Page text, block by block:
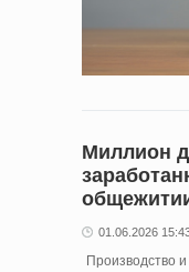
Миллион
01.06.2026
Производство